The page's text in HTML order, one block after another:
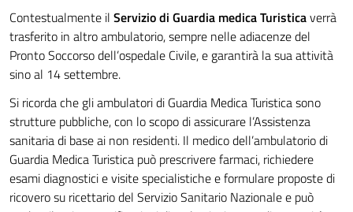
Contestualmente il Servizio di Guardia medica Turisticaverrà
trasferito in altro ambulatorio, sempre nelle adiacenze del
Pronto Soccorso dell’ospedale Civile, e garantirà la sua attività
sino al 14 settembre.
Si ricorda che gli ambulatori di Guardia Medica Turistica sono
strutture pubbliche, con lo scopo di assicurare l’Assistenza
sanitaria di base ai non residenti. Il medico dell’ambulatorio di
Guardia Medica Turistica può prescrivere farmaci, richiedere
esami diagnostici e visite specialistiche e formulare proposte di
ricovero su ricettario del Servizio Sanitario Nazionale e può